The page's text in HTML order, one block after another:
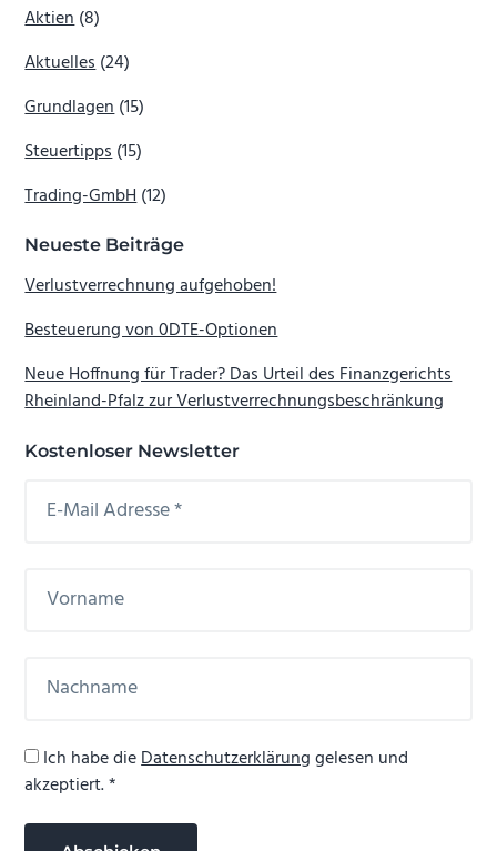
Aktien(8)
Aktuelles(24)
Grundlagen(15)
Steuertipps(15)
Trading-GmbH(12)
Neueste Beiträge
Verlustverrechnung aufgehoben!
Besteuerung von 0DTE-Optionen
Neue Hoffnung für Trader? Das Urteil des Finanzgerichts
Rheinland-Pfalz zur Verlustverrechnungsbeschränkung
Kostenloser Newsletter
Ich habe dieDatenschutzerklärunggelesen und
akzeptiert. *